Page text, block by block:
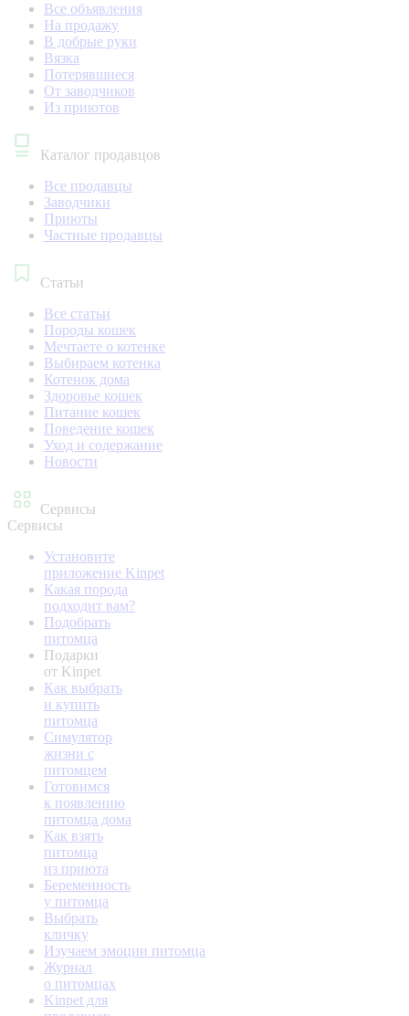
Все объявления
На продажу
В добрые руки
Вязка
Потерявшиеся
От заводчиков
Из приютов
Каталог продавцов
Все продавцы
Заводчики
Приюты
Частные продавцы
Статьи
Все статьи
Породы кошек
Мечтаете о котенке
Выбираем котенка
Котенок дома
Здоровье кошек
Питание кошек
Поведение кошек
Уход и содержание
Новости
Сервисы
Сервисы
Установите
приложение Kinpet
Какая порода
подходит вам?
Подобрать
питомца
Подарки
от Kinpet
Как выбрать
и купить
питомца
Симулятор
жизни с
питомцем
Готовимся
к появлению
питомца дома
Как взять
питомца
из приюта
Беременность
у питомца
Выбрать
кличку
Изучаем эмоции питомца
Журнал
о питомцах
Kinpet для